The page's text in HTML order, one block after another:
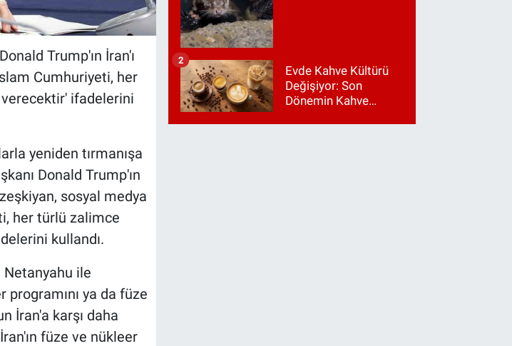
Trump'ın İran'ı
Cumhuriyeti, her
verecektir' ifadelerini
yeniden tırmanışa
Donald Trump'ın
sosyal medya
her türlü zalimce
kullandı.
Netanyahu ile
programını ya da füze
İran'a karşı daha
füze ve nükleer
Evde Kahve Kültürü
Değişiyor: Son
Dönemin Kahve
2